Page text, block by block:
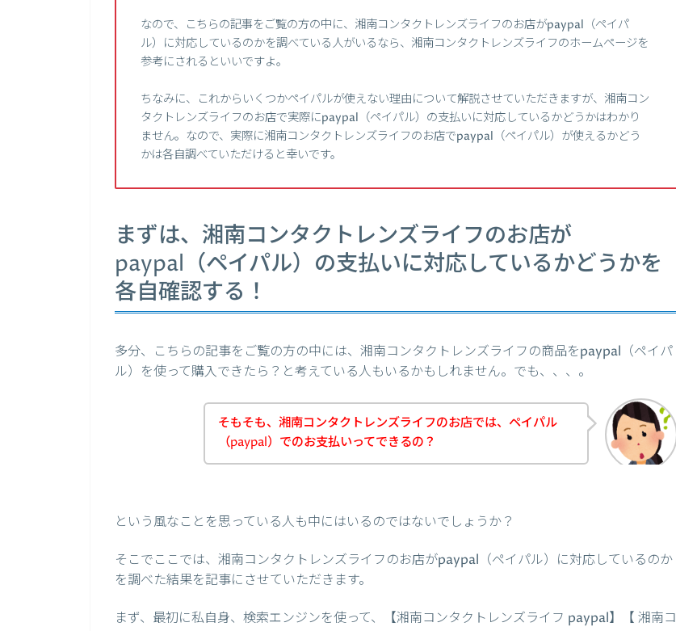
なので、こちらの記事をご覧の方の中に、湘南コンタクトレンズライフのお店がpaypal（ペイパ
ル）に対応しているのかを調べている人がいるなら、湘南コンタクトレンズライフのホームページを
参考にされるといいですよ。
ちなみに、これからいくつかペイパルが使えない理由について解説させていただきますが、湘南コン
タクトレンズライフのお店で実際にpaypal（ペイパル）の支払いに対応しているかどうかはわかり
ません。なので、実際に湘南コンタクトレンズライフのお店でpaypal（ペイパル）が使えるかどう
かは各自調べていただけると幸いです。
まずは、湘南コンタクトレンズライフのお店が
paypal（ペイパル）の支払いに対応しているかどうかを
各自確認する！
多分、こちらの記事をご覧の方の中には、湘南コンタクトレンズライフの商品をpaypal（ペイパ
ル）を使って購入できたら？と考えている人もいるかもしれません。でも、、、。
そもそも、湘南コンタクトレンズライフのお店では、ペイパル
（paypal）でのお支払いってできるの？
という風なことを思っている人も中にはいるのではないでしょうか？
そこでここでは、湘南コンタクトレンズライフのお店がpaypal（ペイパル）に対応しているのか
を調べた結果を記事にさせていただきます。
まず、最初に私自身、検索エンジンを使って、【湘南コンタクトレンズライフ paypal】【 湘南コ